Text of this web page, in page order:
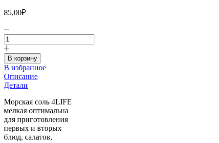
85,00₽
Количество
Соль
морская
мелкая
йодированная
4
Life,
1
кг
В корзину
В избранное
Описание
Детали
Морская соль 4LIFE
мелкая оптимальна
для приготовления
первых и вторых
блюд, салатов,